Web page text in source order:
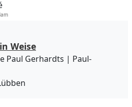
Weise
Paul Gerhardts | Paul-